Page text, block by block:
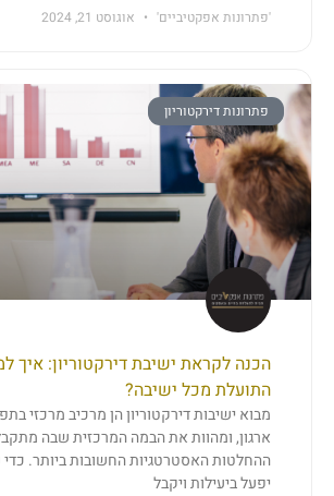
'פתרונות אפקטיביים' אוגוסט 21, 2024
פתרונות דירקטוריון
הכנה לקראת ישיבת דירקטוריון: איך
התועלת מכל ישיבה?
מבוא ישיבות דירקטוריון הן מרכיב מרכזי
ארגון, ומהוות את הבמה המרכזית שבה
ההחלטות האסטרטגיות החשובות ביותר. כדי
יפעל ביעילות ויקבל